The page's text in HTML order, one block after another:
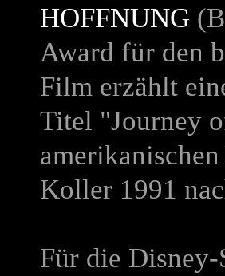
HOFFNUNG
Award für den
Film erzählt
Titel "Journey
Koller 1991
Für die